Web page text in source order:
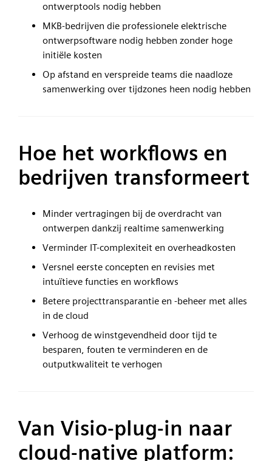
ontwerptools nodig hebben
MKB-bedrijven die professionele elektrische
ontwerpsoftware nodig hebben zonder hoge
initiële kosten
Op afstand en verspreide teams die naadloze
samenwerking over tijdzones heen nodig hebben
Hoe het workflows en
bedrijven transformeert
Minder vertragingen bij de overdracht van
ontwerpen dankzij realtime samenwerking
Verminder IT-complexiteit en overheadkosten
Versnel eerste concepten en revisies met
intuïtieve functies en workflows
Betere projecttransparantie en -beheer met alles
in de cloud
Verhoog de winstgevendheid door tijd te
besparen, fouten te verminderen en de
outputkwaliteit te verhogen
Van Visio-plug-in naar
cloud-native platform: